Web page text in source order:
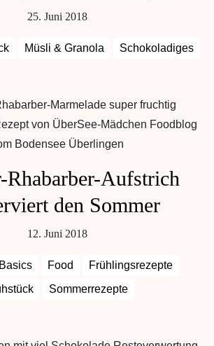
25. Juni 2018
Müsli & Granola Schokoladiges
Rhabarber-Aufstrich
den Sommer
12. Juni 2018
Basics Food
Frühlingsrezepte
Sommerrezepte